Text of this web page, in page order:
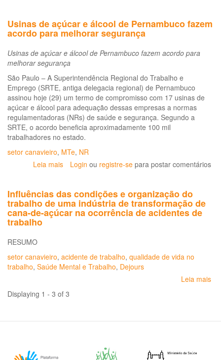
discussão
sobre
nos
canaviais
Usinas de açúcar e álcool de Pernambuco fazem
acordo para melhorar segurança
Usinas de açúcar e álcool de Pernambuco fazem acordo para
melhorar segurança
São Paulo – A Superintendência Regional do Trabalho e
Emprego (SRTE, antiga delegacia regional) de Pernambuco
assinou hoje (29) um termo de compromisso com 17 usinas de
açúcar e álcool para adequação dessas empresas a normas
regulamentadoras (NRs) de saúde e segurança. Segundo a
SRTE, o acordo beneficia aproximadamente 100 mil
trabalhadores no estado.
setor canavieiro, MTe, NR
Leia mais sobre
açúcar
e
álcool
acordo
para
Login ou registre-se para postar comentários
Influências das condições e organização do
trabalho de uma indústria de transformação de
cana-de-açúcar na ocorrência de acidentes de
trabalho
RESUMO
setor canavieiro, acidente de trabalho, qualidade de vida no
trabalho, Saúde Mental e Trabalho, Dejours
Leia mais
e
Displaying 1 - 3 of 3